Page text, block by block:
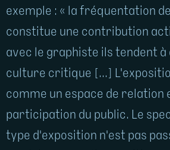
exemple : « la fréquentation
constitue une contribution
avec le graphiste ils tendent à
culture critique [...]
comme un espace de relation
participation du public. Le
type d'exposition n'est pas